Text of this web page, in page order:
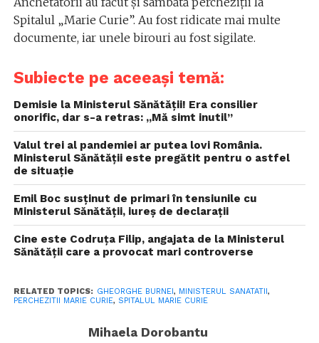
Spitalul „Marie Curie”. Au fost ridicate mai multe
documente, iar unele birouri au fost sigilate.
Subiecte pe aceeași temă:
Demisie la Ministerul Sănătății! Era consilier
onorific, dar s-a retras: „Mă simt inutil”
Valul trei al pandemiei ar putea lovi România.
Ministerul Sănătății este pregătit pentru o astfel
de situație
Emil Boc susținut de primari în tensiunile cu
Ministerul Sănătății, iureș de declarații
Cine este Codruța Filip, angajata de la Ministerul
Sănătății care a provocat mari controverse
RELATED TOPICS: GHEORGHE BURNEI, MINISTERUL SANATATII,
PERCHEZITII MARIE CURIE, SPITALUL MARIE CURIE
Mihaela Dorobantu